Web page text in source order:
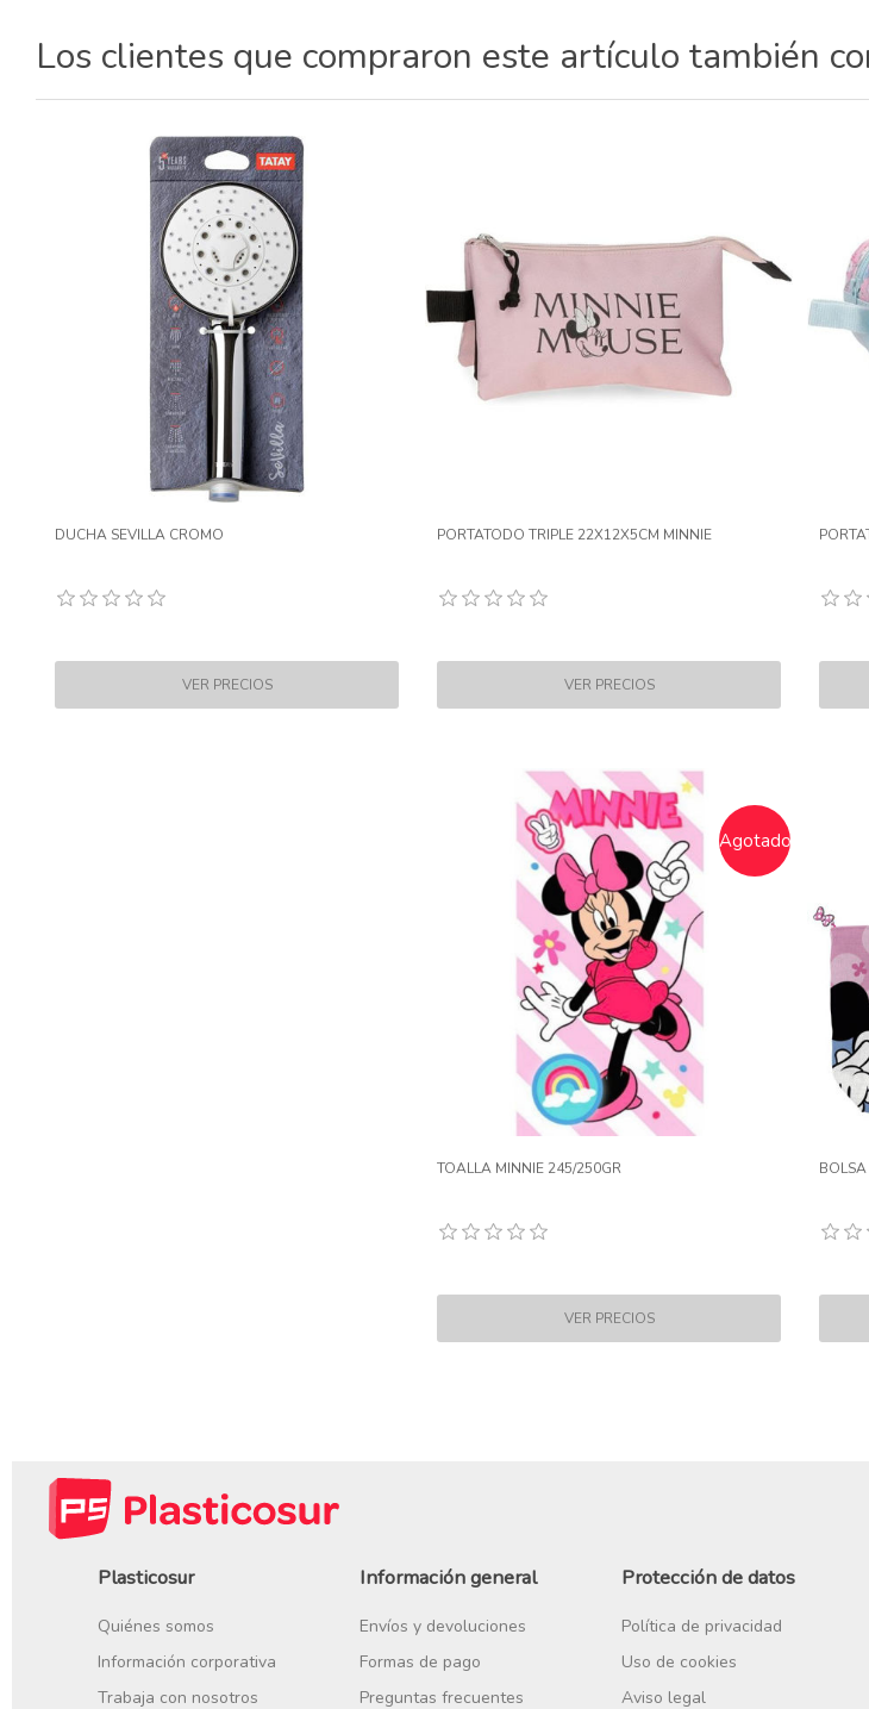
Los clientes que compraron este artículo también
DUCHA SEVILLA CROMO PORTATODO TRIPLE 22X12X5CM MINNIE
Agotado
TOALLA MINNIE 245/250GR
Plasticosur
Quiénes somos
Información corporativa
Trabaja con nosotros
Información general
Envíos y devoluciones
Formas de pago
Preguntas frecuentes
Protección de datos
Política de privacidad
Uso de cookies
Aviso legal